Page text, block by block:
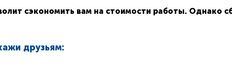
сэкономить вам на стоимости работы. Однако
друзьям: